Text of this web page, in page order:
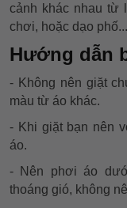
cảnh khác nhau từ
chơi, hoặc dạo phố...
Hướng dẫn
- Không nên giặt
màu từ áo khác.
- Khi giặt bạn nên
áo.
- Nên phơi áo
thoáng gió, không